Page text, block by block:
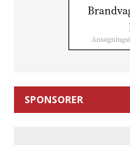
SPONSORER